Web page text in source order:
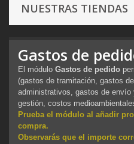
NUESTRAS TIENDAS
Gastos de
El módulo Gastos de pedido
(gastos de tramitación, gastos
administrativos, gastos de
gestión, costos
Prueba el módulo al añadir
compra.
Observarás que el importe